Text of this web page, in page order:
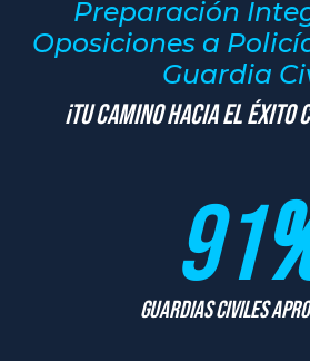
Preparación
Oposiciones a
Guardia
¡Tu Camino hacia el Éxito
91
Guardias Civiles